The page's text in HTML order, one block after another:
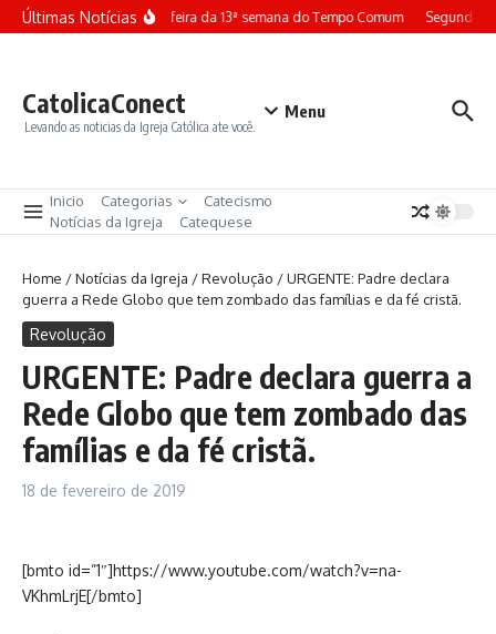
Ir para o conteúdo
Últimas NotíciasTerça-feira da 13ª semana do Tempo Comum Segunda-
CatolicaConect
Levando as noticias da Igreja Católica ate você.
Menu
Inicio Categorias
Catecismo
Notícias da Igreja
Catequese
Home /Notícias da Igreja /Revolução /URGENTE: Padre declara
guerra a Rede Globo que tem zombado das famílias e da fé cristã.
Revolução
URGENTE: Padre declara guerra a
Rede Globo que tem zombado das
famílias e da fé cristã.
18 de fevereiro de 2019
[bmto id=”1″]https://www.youtube.com/watch?v=na-
VKhmLrjE[/bmto]